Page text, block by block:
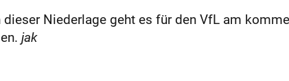
dieser Niederlage geht es für den VfL am
jak